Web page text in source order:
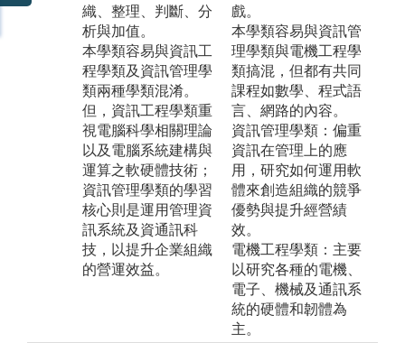
織、整理、判斷、分
析與加值。
本學類容易與資訊工
程學類及資訊管理學
類兩種學類混淆。
但，資訊工程學類重
視電腦科學相關理論
以及電腦系統建構與
運算之軟硬體技術；
資訊管理學類的學習
核心則是運用管理資
訊系統及資通訊科
技，以提升企業組織
的營運效益。
戲。
本學類容易與資訊管
理學類與電機工程學
類搞混，但都有共同
課程如數學、程式語
言、網路的內容。
資訊管理學類：偏重
資訊在管理上的應
用，研究如何運用軟
體來創造組織的競爭
優勢與提升經營績
效。
電機工程學類：主要
以研究各種的電機、
電子、機械及通訊系
統的硬體和韌體為
主。